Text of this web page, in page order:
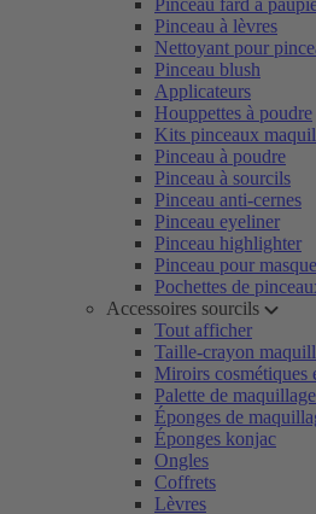
Pinceau fard à
Pinceau à lèvres
Nettoyant pour
Pinceau blush
Applicateurs
Houppettes à poudre
Kits pinceaux
Pinceau à poudre
Pinceau à sourcils
Pinceau anti-cernes
Pinceau eyeliner
Pinceau highlighter
Pinceau pour masque
Pochettes de
Accessoires sourcils
Tout afficher
Taille-crayon
Miroirs cosmétiques
Palette de
Éponges de
Éponges konjac
Ongles
Coffrets
Lèvres